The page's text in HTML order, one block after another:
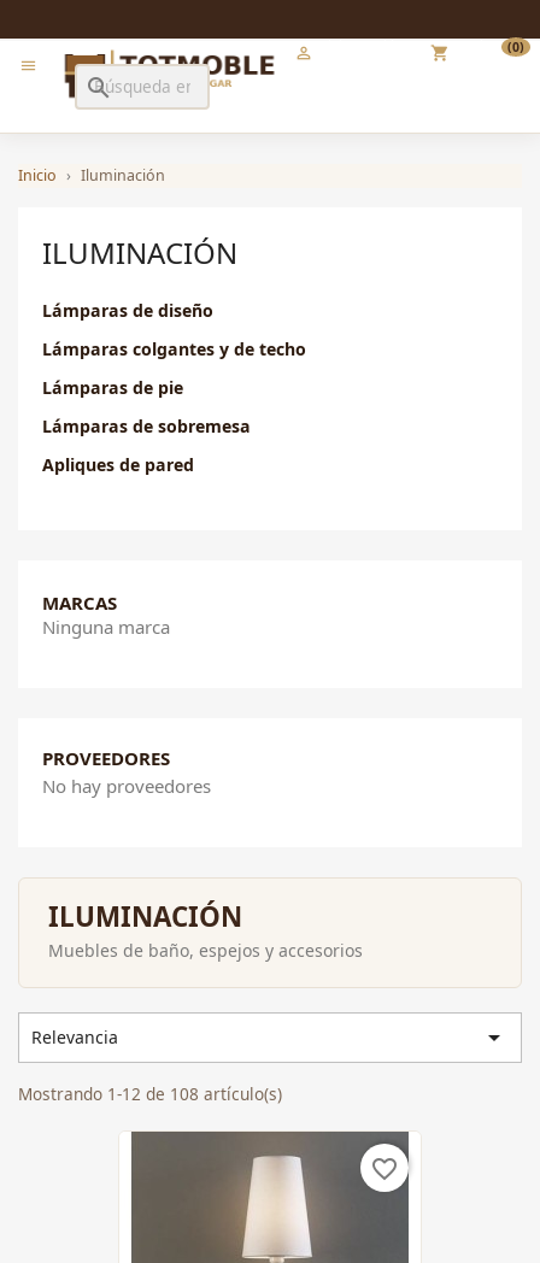

shopping_cart (0)

search
Inicio Iluminación
ILUMINACIÓN
Lámparas de diseño
Lámparas colgantes y de techo
Lámparas de pie
Lámparas de sobremesa
Apliques de pared
MARCAS
Ninguna marca
PROVEEDORES
No hay proveedores
ILUMINACIÓN
Muebles de baño, espejos y accesorios
Relevancia 
Mostrando 1-12 de 108 artículo(s)
favorite_border